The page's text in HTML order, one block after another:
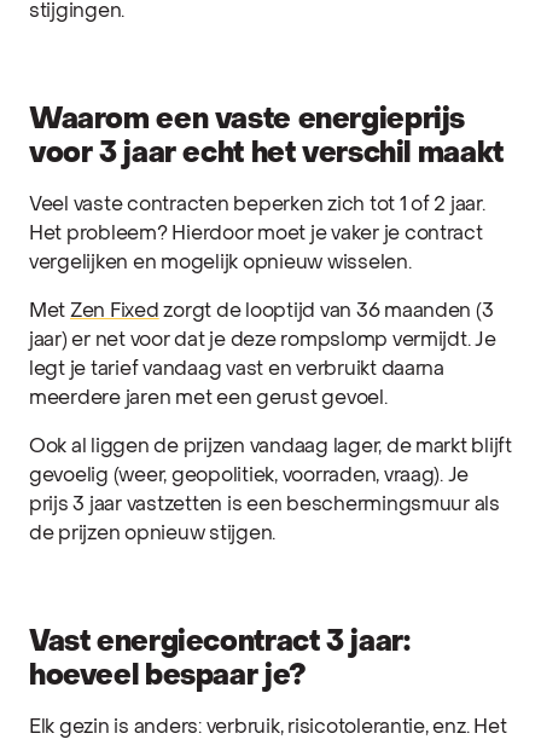
stijgingen.
Waarom een vaste energieprijs
voor 3 jaar echt het verschil maakt
Veel vaste contracten beperken zich tot 1 of 2 jaar.
Het probleem? Hierdoor moet je vaker je contract
vergelijken en mogelijk opnieuw wisselen.
Met Zen Fixed zorgt de looptijd van 36 maanden (3
jaar) er net voor dat je deze rompslomp vermijdt. Je
legt je tarief vandaag vast en verbruikt daarna
meerdere jaren met een gerust gevoel.
Ook al liggen de prijzen vandaag lager, de markt blijft
gevoelig (weer, geopolitiek, voorraden, vraag). Je
prijs 3 jaar vastzetten is een beschermingsmuur als
de prijzen opnieuw stijgen.
Vast energiecontract 3 jaar:
hoeveel bespaar je?
Elk gezin is anders: verbruik, risicotolerantie, enz. Het